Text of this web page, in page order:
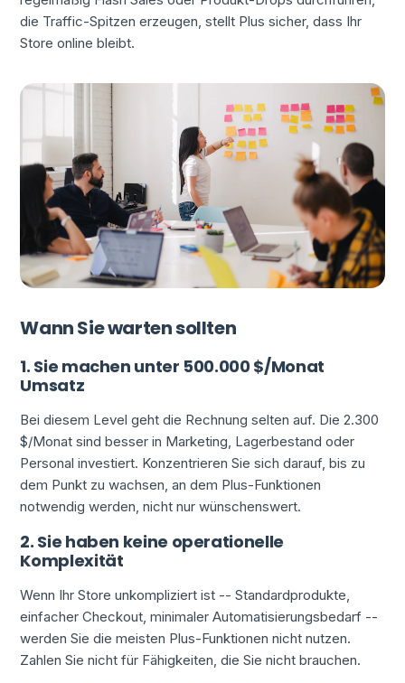
die Traffic-Spitzen erzeugen, stellt Plus sicher, dass Ihr
Store online bleibt.
Wann Sie warten sollten
1. Sie machen unter 500.000 $/Monat
Umsatz
Bei diesem Level geht die Rechnung selten auf. Die 2.300
$/Monat sind besser in Marketing, Lagerbestand oder
Personal investiert. Konzentrieren Sie sich darauf, bis zu
dem Punkt zu wachsen, an dem Plus-Funktionen
notwendig werden, nicht nur wünschenswert.
2. Sie haben keine operationelle
Komplexität
Wenn Ihr Store unkompliziert ist -- Standardprodukte,
einfacher Checkout, minimaler Automatisierungsbedarf --
werden Sie die meisten Plus-Funktionen nicht nutzen.
Zahlen Sie nicht für Fähigkeiten, die Sie nicht brauchen.